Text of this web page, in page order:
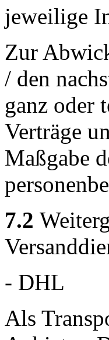
jeweilige
Zur
/ den
ganz oder
Verträge
Maßgabe
7.2
- DHL
Als